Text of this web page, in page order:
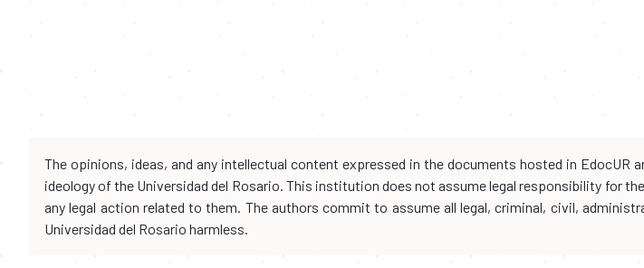
The opinions, ideas, and any intellectual content expressed in the documents hosted in
ideology of the Universidad del Rosario. This institution does not assume legal responsibility for
any legal action related to them. The authors commit to assume all legal, criminal, civil,
Universidad del Rosario harmless.